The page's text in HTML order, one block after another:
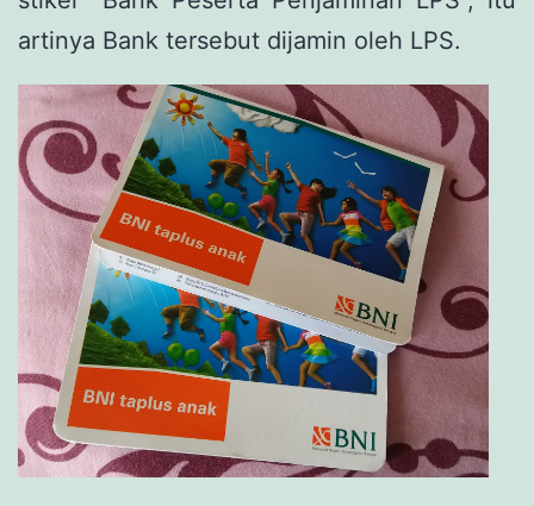
artinya Bank tersebut dijamin oleh LPS.